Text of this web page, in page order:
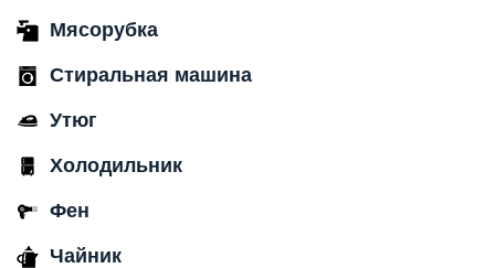
Мясорубка
Стиральная машина
Утюг
Холодильник
Фен
Чайник